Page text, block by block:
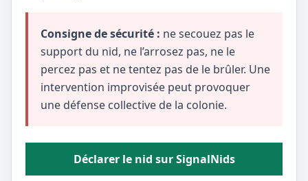
Consigne de sécurité : ne secouez pas le
support du nid, ne l’arrosez pas, ne le
percez pas et ne tentez pas de le brûler. Une
intervention improvisée peut provoquer
une défense collective de la colonie.
Déclarer le nid sur SignalNids